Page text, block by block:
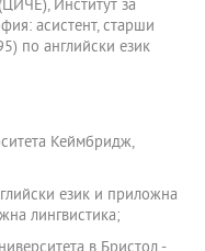
Институт за
асистент, старши
по английски език
Кеймбридж,
език и приложна
лингвистика;